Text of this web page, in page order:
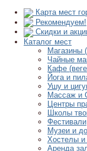
Карта мест
Рекомендуем!
Скидки и
Каталог мест
Магазины
Чайные
Кафе
Йога и
Ушу и
Массаж и
Центры
Школы
Фестивали
Музеи и
Хостелы и
Аренда